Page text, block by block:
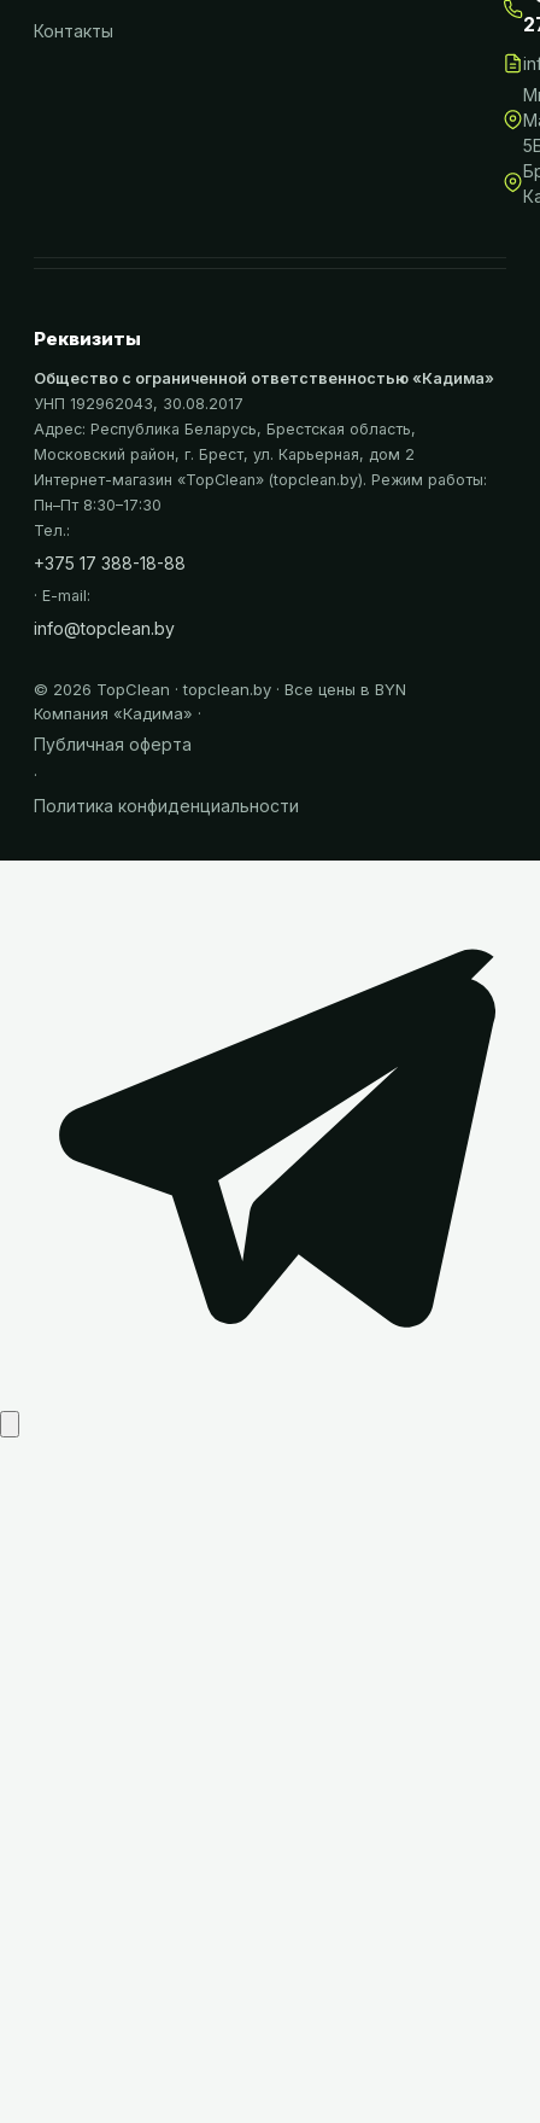
Контакты
Реквизиты
Общество с ограниченной ответственностью «Кадима»
УНП 192962043, 30.08.2017
Адрес: Республика Беларусь, Брестская область,
Московский район, г. Брест, ул. Карьерная, дом 2
Интернет-магазин «TopClean» (topclean.by). Режим работы:
Пн–Пт 8:30–17:30
Тел.:
+375 17 388-18-88
· E-mail:
info@topclean.by
© 2026 TopClean · topclean.by · Все цены в BYN
Компания «Кадима» ·
Публичная оферта
·
Политика конфиденциальности